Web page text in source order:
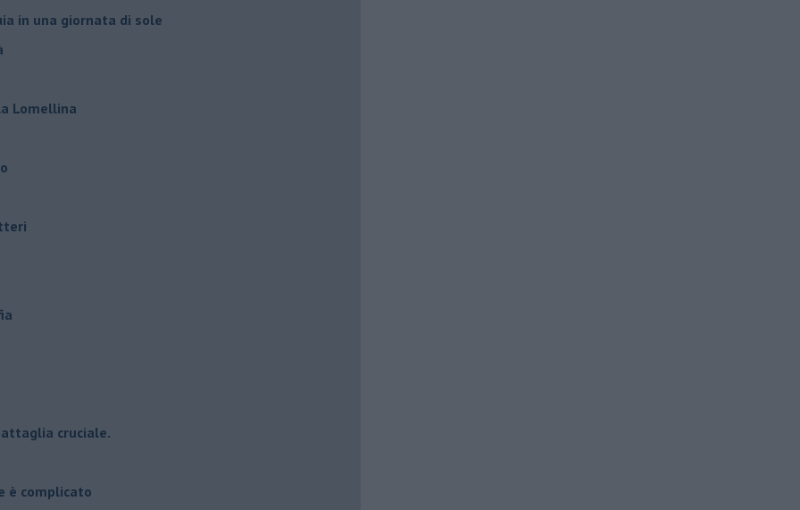
in una giornata di sole
Lomellina
cruciale.
è complicato